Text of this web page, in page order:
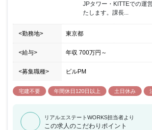
JPタワー・KITTEでの運
たします。課長...
<勤務地> 東京都
<給与> 年収 700万円 ～
<募集職種> ビルPM
宅建不要 年間休日120日以上 土日休み
リアルエステートWORKS担当者より
この求人のこだわりポイント